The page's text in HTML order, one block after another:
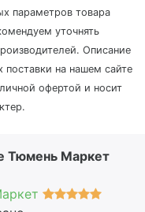
параметров товара
уточнять
Описание
на нашем сайте
офертой и носит
Тюмень Маркет